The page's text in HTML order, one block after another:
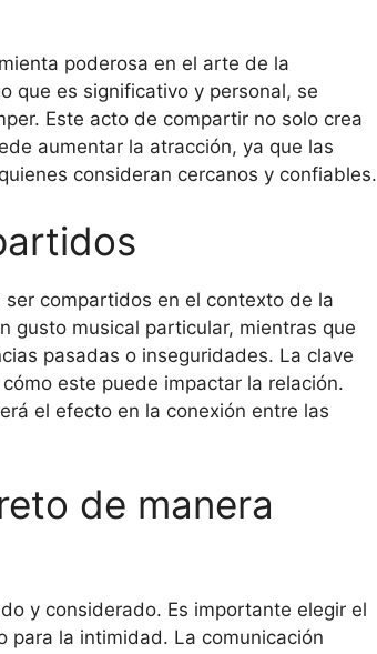
poderosa en el arte de la
que es significativo y personal, se
Este acto de compartir no solo crea
aumentar la atracción, ya que las
consideran cercanos y confiables.
compartidos en el contexto de la
gusto musical particular, mientras que
pasadas o inseguridades. La clave
este puede impactar la relación.
el efecto en la conexión entre las
de manera
y considerado. Es importante elegir el
para la intimidad. La comunicación